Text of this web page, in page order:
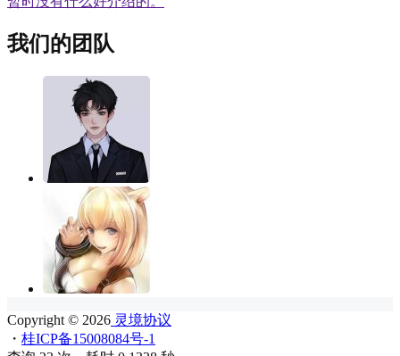
我们的团队
Copyright © 2026 灵境协议
・ 桂ICP备15008084号-1